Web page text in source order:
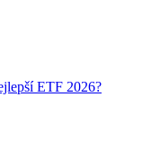
ETF 2026?